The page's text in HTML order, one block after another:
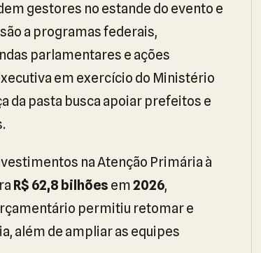
gestores no estande do evento e
a programas federais,
parlamentares e ações
em exercício do Ministério
da pasta busca apoiar prefeitos e
na Atenção Primária à
R$ 62,8 bilhões em2026,
permitiu retomar e
além de ampliar as equipes